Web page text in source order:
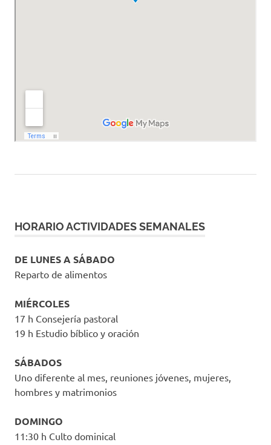
HORARIO ACTIVIDADES SEMANALES
DE LUNES A SÁBADO
Reparto de alimentos
MIÉRCOLES
17 h Consejería pastoral
19 h Estudio bíblico y oración
SÁBADOS
Uno diferente al mes, reuniones jóvenes, mujeres,
hombres y matrimonios
DOMINGO
11:30 h Culto dominical